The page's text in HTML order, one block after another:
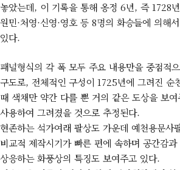
놓았는데, 이 기록을 통해 옹정 6년, 즉 1728년
원민·처영·신영·영호 등 8명의 화승들에 의해
있다.
패널형식의 각 폭 모두 주요 내용만을 중점적
구도로, 전체적인 구성이 1725년에 그려진 순
때 색채만 약간 다를 뿐 거의 같은 도상을 보
사용하여 그려졌을 것으로 추정된다.
현존하는 석가여래 팔상도 가운데 예천용문사
비교적 제작시기가 빠른 편에 속하며 공간감
상응하는 화풍상의 특징도 보여주고 있다.